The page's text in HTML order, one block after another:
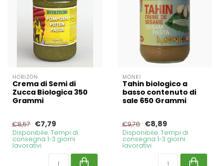
HORIZON
Crema di Semi di
Zucca Biologica 350
Grammi
€8,57 €7,79
Disponibile. Tempi di
consegna 1-3 giorni
lavorativi
MONKI
Tahin biologico a
basso contenuto di
sale 650 Grammi
€9,78 €8,89
Disponibile. Tempi di
consegna 1-3 giorni
lavorativi